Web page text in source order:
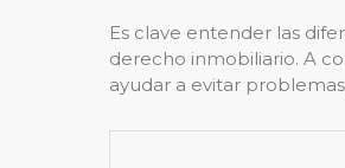
Es clave entender las
derecho inmobiliario. A
ayudar a evitar